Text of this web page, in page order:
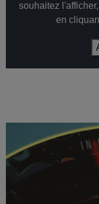
souhaitez
en